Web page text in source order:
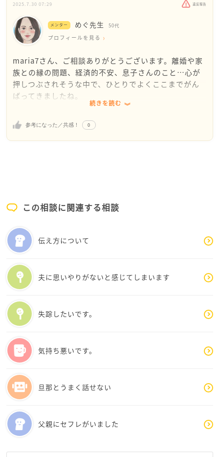
離婚するとき、悲しいのですがいくつか諦めました
残念ながら全部を手に入れることは非常に難しく、
苦渋の選択をせざるを得なかったです
なのでmaria7さん、もう一度よく考えてみてくださ
この離婚で何を残し、何を諦めるのか
収入か、お子さんか、自分のスポーツか、それとも
離婚そのものを諦めて今の暮らしを維持するか
自分の心を見つめるのは本当に辛いです
別居3年経てば婚姻関係が破綻しているため、調停で離
私が諦めるのは、夫、そして必要があれば子どもを
諦めます。自分以外の物は優先的に諦めていきま
す。
暮らしの維持は、現時点では経済的に、精神的には
息子にメリットがあるので一旦は維持します。
いちばん早くて息子が高校生になったら私がいなく
ても問題ない気はするので、1人で別居してもいい
かな…と考え始めました。
ウト的に別居したいという気持ちが自分にあるんだ
なとも今理解ができています。
maria7さんが迷われている「生理的に無理」な事
例を書き留めてください
どういったことが許せないのか具体的な事例をメモ
し、それについて客観的に見つめてみてください
例えばですが…
私は元夫が口を開けて音を立てて食べる姿が生理的
にムリでした
本人曰く、鼻の通りが悪くて、鼻呼吸できないから
副鼻腔炎の治療を勧めましたが、とにかく病院に行
能性があります
ができますので、もしよかったらお試しください
この先具体的にいつ何をするか、冷静に計画を立て
て、それに向かってコツコツ進んで行くことで、あ
なたの雰囲気が変わり、「あれ？なんか変だな、い
つもと違うな」と夫さんが思うかもしれません
そこで夫さんと再構築を選ぶか、それともやはり別
居⇒離婚を選ぶかは、maria7さん次第になります
いずれにせよ、あなたの心からの決断に素直に従っ
てください
応援しています
2025.7.30 07:29 違反報告
メンター めぐ先生 50代
プロフィールを見る
maria7さん、ご相談ありがとうございます。離婚や家
族との縁の問題、経済的不安、息子さんのこと…心が
押しつぶされそうな中で、ひとりでよくここまでがん
ばってきましたね。
スポーツはmaria7さんにとって大切な心の支えなのだ
と思います。生きていくためにスポーツの時間を削っ
て働くことは、確かに経済的な自立につながるかもし
さな準備から始めてみませんか。無料の法律相談や自
治体の女性相談窓口などを利用し、現実的な選択肢を
してみること。そうした一歩一歩が、これからの道を
照らしてくれるはずです。
そして、何よりも大切なのは「心の安定」です。心が
落ち着くと、見える世界が変わって見えることもあり
頼できる人や相談窓口で話してみてください。言葉に
するだけで、少し心が軽くなることもあります。
焦らず、maria7さんの“心の灯り”を大切に。今の自分
を認め、未来への小さな一歩を踏み出してみてくださ
い。応援しています。
続きを読む
参考になった／共感！ 0
この相談に関連する相談
伝え方について
夫に思いやりがないと感じてしまいます
失踪したいです。
気持ち悪いです。
旦那とうまく話せない
父親にセフレがいました